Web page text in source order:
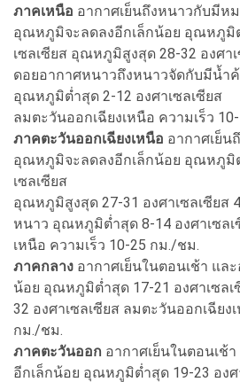
ภาคเหนือ อากาศเย็นถึงหนาวกับมีห
อุณหภูมิจะลดลงอีกเล็กน้อย อุณหภูมิ
เซลเซียส อุณหภูมิสูงสุด 28-32 องศา
ดอยอากาศหนาวถึงหนาวจัดกับมีน้ำ
อุณหภูมิต่ำสุด 2-12 องศาเซลเซียส
ลมตะวันออกเฉียงเหนือ ความเร็ว
ภาคตะวันออกเฉียงเหนือ อากาศเย็น
อุณหภูมิจะลดลงอีกเล็กน้อย อุณหภูมิ
เซลเซียส
อุณหภูมิสูงสุด 27-31 องศาเซลเซียส
หนาว อุณหภูมิต่ำสุด 8-14 องศาเซลเ
เหนือ ความเร็ว 10-25 กม./ชม.
ภาคกลาง อากาศเย็นในตอนเช้า แล
น้อย อุณหภูมิต่ำสุด 17-21 องศาเซล
32 องศาเซลเซียส ลมตะวันออกเฉียง
กม./ชม.
ภาคตะวันออก อากาศเย็นในตอนเช้
อีกเล็กน้อย อุณหภูมิต่ำสุด 19-23 อง